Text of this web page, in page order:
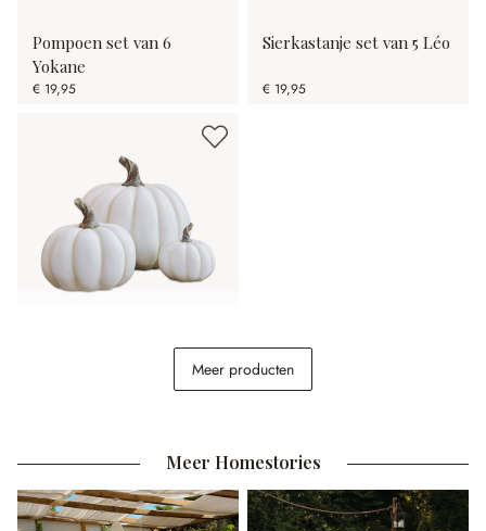
Pompoen set van 6
Yokane
€ 19,95
Sierkastanje set van 5 Léo
€ 19,95
Pompoen set van 3 ElrikMeer producten
Meer Homestories